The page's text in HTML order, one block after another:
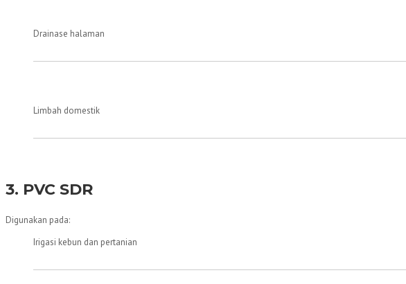
Drainase halaman
Limbah domestik
3. PVC SDR
Digunakan pada:
Irigasi kebun dan pertanian